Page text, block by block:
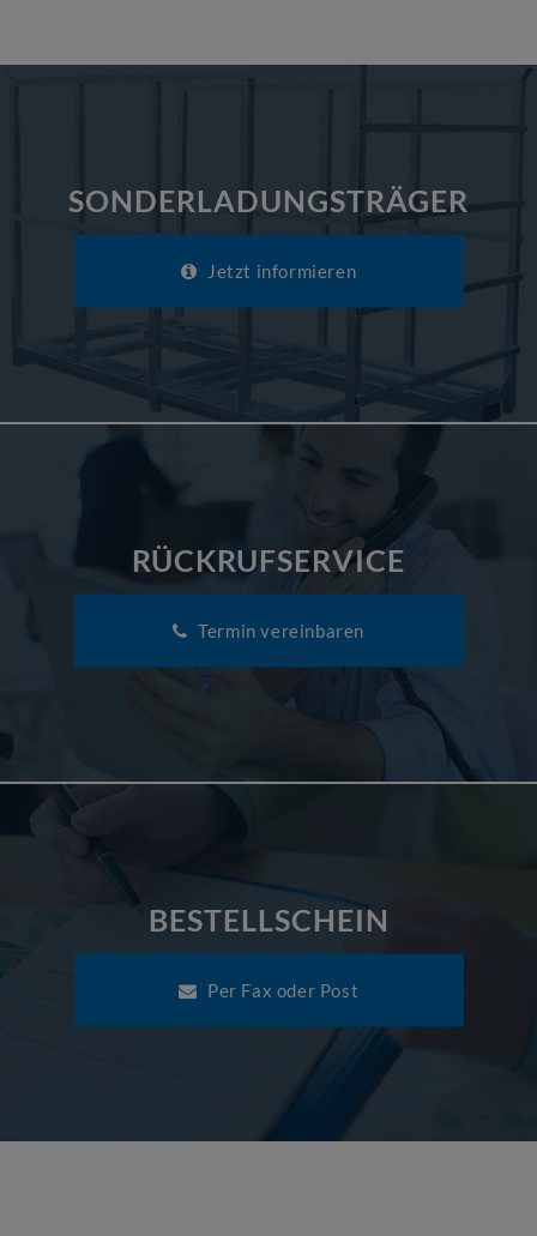
SONDERLADUNGSTRÄGER
Jetzt informieren
RÜCKRUFSERVICE
Termin vereinbaren
BESTELLSCHEIN
Per Fax oder Post